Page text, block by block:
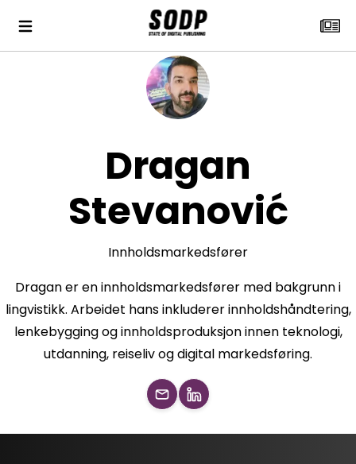
Dragan
Stevanović
Innholdsmarkedsfører
Dragan er en innholdsmarkedsfører med bakgrunn i
lingvistikk. Arbeidet hans inkluderer innholdshåndtering,
lenkebygging og innholdsproduksjon innen teknologi,
utdanning, reiseliv og digital markedsføring.